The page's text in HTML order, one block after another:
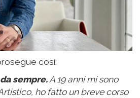
così:
sempre. A 19 anni mi sono
ho fatto un breve corso